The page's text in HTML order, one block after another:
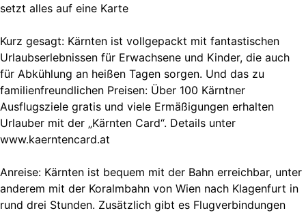
setzt alles auf eine Karte
Kurz gesagt: Kärnten ist vollgepackt mit fantastischen
Urlaubserlebnissen für Erwachsene und Kinder, die auch
für Abkühlung an heißen Tagen sorgen. Und das zu
familienfreundlichen Preisen: Über 100 Kärntner
Ausflugsziele gratis und viele Ermäßigungen erhalten
Urlauber mit der „Kärnten Card“. Details unter
www.kaerntencard.at
Anreise: Kärnten ist bequem mit der Bahn erreichbar, unter
anderem mit der Koralmbahn von Wien nach Klagenfurt in
rund drei Stunden. Zusätzlich gibt es Flugverbindungen